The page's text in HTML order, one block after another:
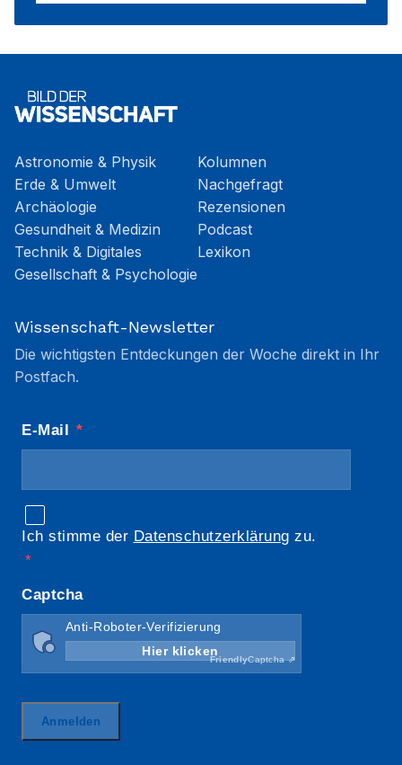
Astronomie & Physik
Erde & Umwelt
Archäologie
Gesundheit & Medizin
Technik & Digitales
Gesellschaft & Psychologie
Kolumnen
Nachgefragt
Rezensionen
Podcast
Lexikon
Wissenschaft-Newsletter
Die wichtigsten Entdeckungen der Woche direkt in Ihr
Postfach.